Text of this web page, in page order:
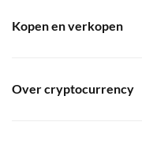
Kopen en verkopen
Over cryptocurrency